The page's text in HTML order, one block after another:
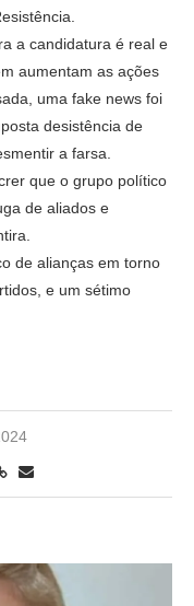
a candidatura é real e
aumentam as ações
uma fake news foi
desistência de
a farsa.
que o grupo político
de aliados e
de alianças em torno
e um sétimo